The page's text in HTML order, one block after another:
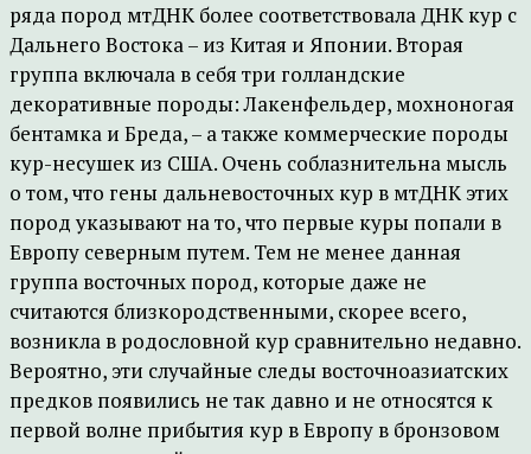
ряда пород мтДНК более соответствовала ДНК кур с
Дальнего Востока – из Китая и Японии. Вторая
группа включала в себя три голландские
декоративные породы: Лакенфельдер, мохноногая
бентамка и Бреда, – а также коммерческие породы
кур-несушек из США. Очень соблазнительна мысль
о том, что гены дальневосточных кур в мтДНК этих
пород указывают на то, что первые куры попали в
Европу северным путем. Тем не менее данная
группа восточных пород, которые даже не
считаются близкородственными, скорее всего,
возникла в родословной кур сравнительно недавно.
Вероятно, эти случайные следы восточноазиатских
предков появились не так давно и не относятся к
первой волне прибытия кур в Европу в бронзовом